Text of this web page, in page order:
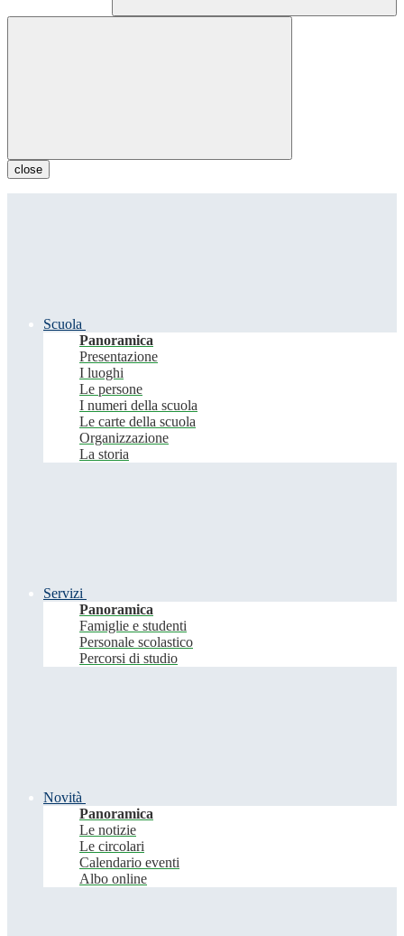
close
Scuola
Panoramica
Presentazione
I luoghi
Le persone
I numeri della scuola
Le carte della scuola
Organizzazione
La storia
Servizi
Panoramica
Famiglie e studenti
Personale scolastico
Percorsi di studio
Novità
Panoramica
Le notizie
Le circolari
Calendario eventi
Albo online